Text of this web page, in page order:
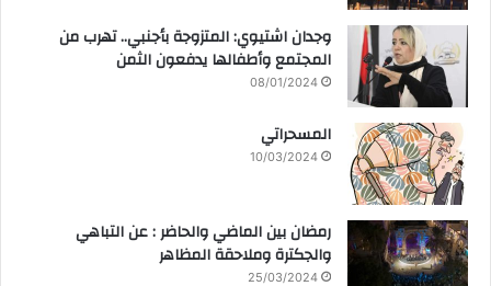
وجدان اشتيوي: المتزوجة بأجنبي.. تهرب من
المجتمع وأطفالها يدفعون الثمن
08/01/2024
المسحراتي
10/03/2024
رمضان بين الماضي والحاضر : عن التباهي
والجكترة وملاحقة المظاهر
25/03/2024